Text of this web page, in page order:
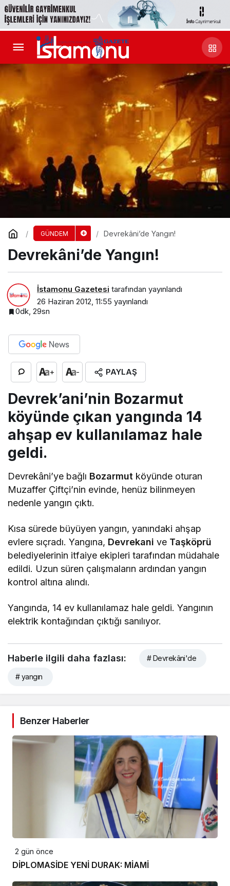
GÜNDEM Devrekâni’de Yangın!
Devrekâni’de Yangın!
İstamonu Gazetesi tarafından yayınlandı
26 Haziran 2012, 11:55 yayınlandı
0dk, 29sn
+ - PAYLAŞ
Devrek’ani’nin Bozarmut
köyünde çıkan yangında 14
ahşap ev kullanılamaz hale
geldi.
Devrekâni’ye bağlı Bozarmut köyünde oturan
Muzaffer Çiftçi’nin evinde, henüz bilinmeyen
nedenle yangın çıktı.
Kısa sürede büyüyen yangın, yanındaki ahşap
evlere sıçradı. Yangına, Devrekani ve Taşköprü
belediyelerinin itfaiye ekipleri tarafından müdahale
edildi. Uzun süren çalışmaların ardından yangın
kontrol altına alındı.
Yangında, 14 ev kullanılamaz hale geldi. Yangının
elektrik kontağından çıktığı sanılıyor.
Haberle ilgili daha fazlası: # Devrekâni'de
# yangın
Benzer Haberler
2 gün önce
DİPLOMASİDE YENİ DURAK: MİAMİ